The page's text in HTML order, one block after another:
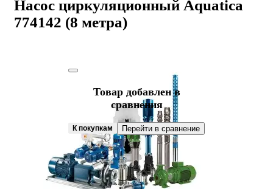
Насос циркуляционный Aquatica
774142 (8 метра)
Товар добавлен в
сравнения
К покупкам Перейти в сравнение